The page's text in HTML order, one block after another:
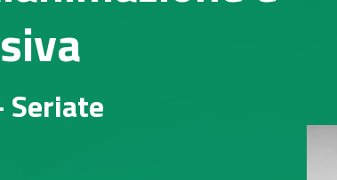
Seriate